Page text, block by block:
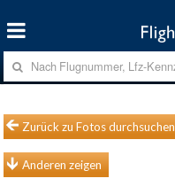
Zurück zu Fotos durchsuchen
Anderen zeigen